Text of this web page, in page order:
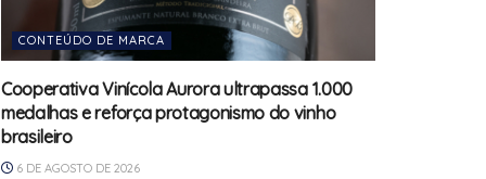
CONTEÚDO DE MARCA
Cooperativa Vinícola Aurora ultrapassa 1.000
medalhas e reforça protagonismo do vinho
brasileiro
6 DE AGOSTO DE 2026